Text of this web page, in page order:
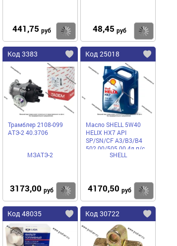
441,75 руб Купить
48,45 руб
Код 3383
Трамблер 2108-099
АТЭ-2 40.3706
МЗАТЭ-2
3173,00 руб Купить
Код 25018
Масло SHELL 5W40
HELIX HX7 API
SP/SN/CF A3/B3/B4
502.00/505.00 4л п/с
550053770/550051497
SHELL
4170,50 руб
Код 48035 Код 30722